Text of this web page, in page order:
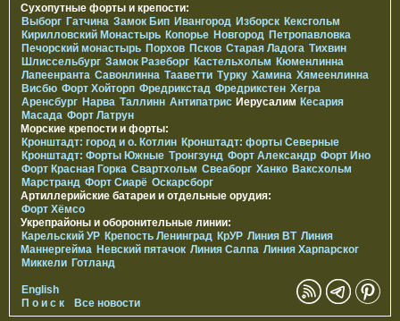
Сухопутные форты и крепости:
Выборг Гатчина Замок Бип Ивангород Изборск Кексгольм
Кирилловский Монастырь Копорье Новгород Петропавловка
Печорcкий монастырь Порхов Псков Старая Ладога Тихвин
Шлиссельбург Замок Разеборг Кастельхольм Кюменлинна
Лапеенранта Савонлинна Тааветти Турку Хамина Хямеенлинна
Висбю Форт Хойторп Фредрикстад Фредрикстен Хегра
Аренсбург Нарва Таллинн Антипатрис Иерусалим Кесария
Масада Форт Латрун
Морские крепости и форты:
Кронштадт: город и о. Котлин Кронштадт: форты Северные
Кронштадт: Форты Южные Тронгзунд Форт Александр Форт Ино
Форт Красная Горка Свартхольм Свеаборг Ханко Ваксхольм
Марстранд Форт Сиарё Оскарсборг
Артиллерийские батареи и отдельные орудия:
Форт Хёмсо
Укрепрайоны и оборонительные линии:
Карельский УР Крепость Ленинград КрУР Линия ВТ Линия
Маннергейма Невский пятачок Линия Салпа Линия Харпарског
Миккели Готланд
English
П о и с к
Все новости